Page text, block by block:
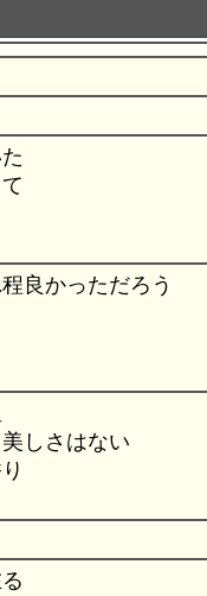
良かっただろう
しさはない